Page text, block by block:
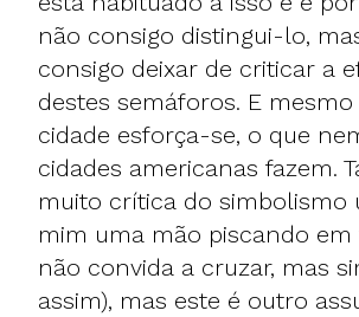
não consigo distingui-lo,
consigo deixar de criticar a
destes semáforos. E mesmo
cidade esforça-se, o que
cidades americanas fazem.
muito crítica do simbolismo
mim uma mão piscando
não convida a cruzar, mas
assim), mas este é outro